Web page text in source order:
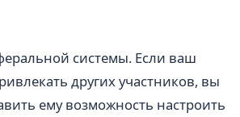
системы. Если ваш
других участников, вы
ему возможность настроить